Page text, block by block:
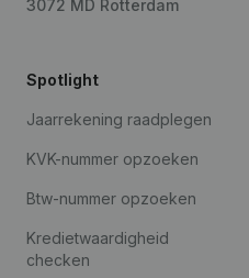
3072 MD Rotterdam
Spotlight
Jaarrekening raadplegen
KVK-nummer opzoeken
Btw-nummer opzoeken
Kredietwaardigheid
checken